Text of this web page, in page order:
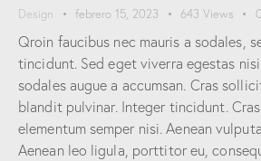
Design febrero 15, 2023 643 Views 0
Qroin faucibus nec mauris a sodales,
tincidunt. Sed eget viverra egestas
sodales augue a accumsan. Cras
blandit pulvinar. Integer tincidunt.
elementum semper nisi. Aenean
Aenean leo ligula, porttitor eu,